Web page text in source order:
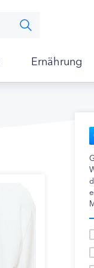
Ernährung